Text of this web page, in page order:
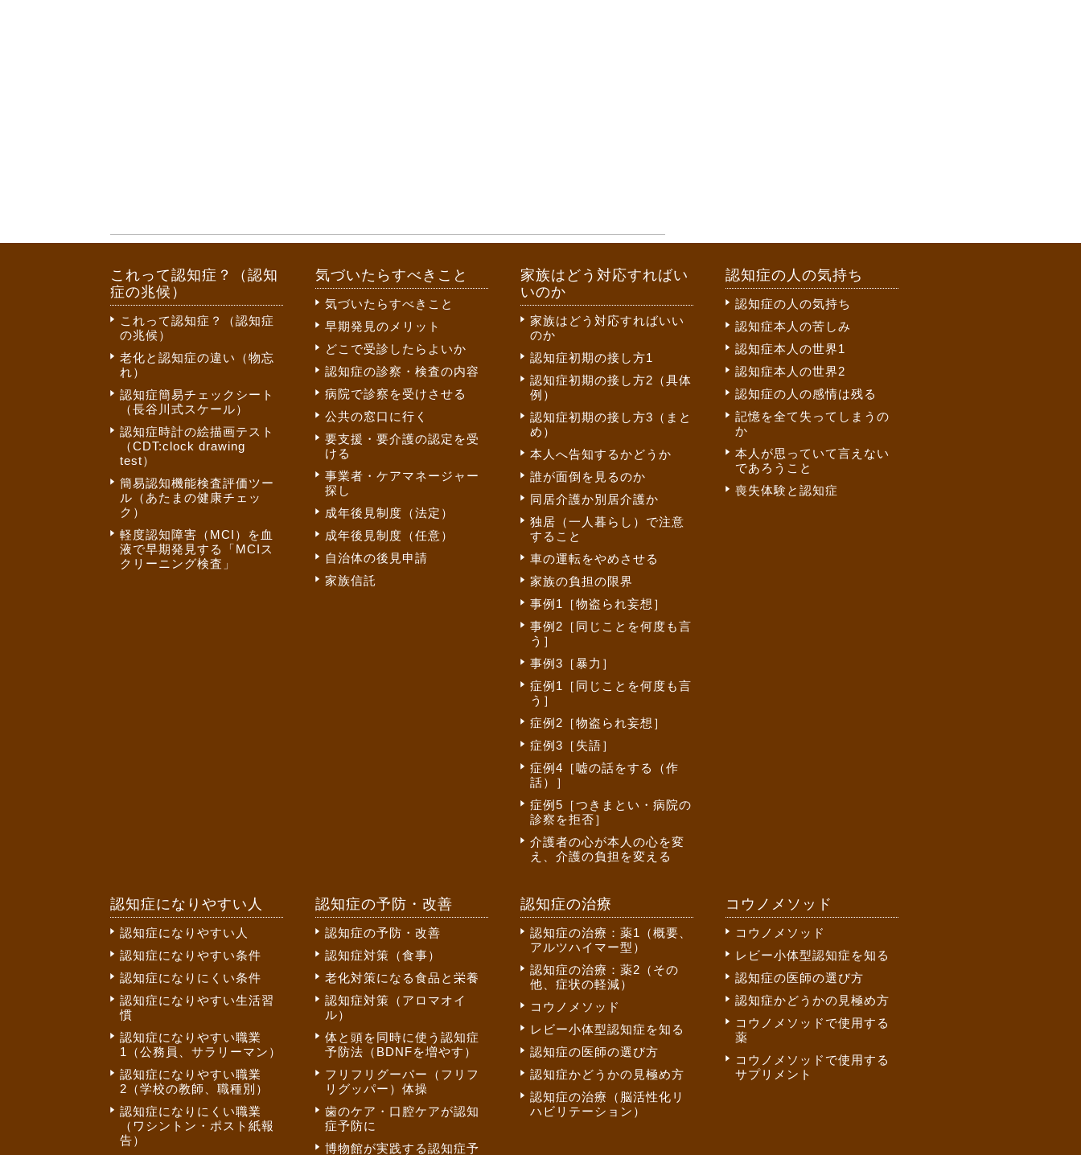
これって認知症？（認知
症の兆候）
これって認知症？（認知症
の兆候）
老化と認知症の違い（物忘
れ）
認知症簡易チェックシート
（長谷川式スケール）
認知症時計の絵描画テスト
（CDT:clock drawing
test）
簡易認知機能検査評価ツー
ル（あたまの健康チェッ
ク）
軽度認知障害（MCI）を血
液で早期発見する「MCIス
クリーニング検査」
気づいたらすべきこと
気づいたらすべきこと
早期発見のメリット
どこで受診したらよいか
認知症の診察・検査の内容
病院で診察を受けさせる
公共の窓口に行く
要支援・要介護の認定を受
ける
事業者・ケアマネージャー
探し
成年後見制度（法定）
成年後見制度（任意）
自治体の後見申請
家族信託
家族はどう対応すればい
いのか
家族はどう対応すればいい
のか
認知症初期の接し方1
認知症初期の接し方2（具体
例）
認知症初期の接し方3（まと
め）
本人へ告知するかどうか
誰が面倒を見るのか
同居介護か別居介護か
独居（一人暮らし）で注意
すること
車の運転をやめさせる
家族の負担の限界
事例1［物盗られ妄想］
事例2［同じことを何度も言
う］
事例3［暴力］
症例1［同じことを何度も言
う］
症例2［物盗られ妄想］
症例3［失語］
症例4［嘘の話をする（作
話）］
症例5［つきまとい・病院の
診察を拒否］
介護者の心が本人の心を変
え、介護の負担を変える
認知症の人の気持ち
認知症の人の気持ち
認知症本人の苦しみ
認知症本人の世界1
認知症本人の世界2
認知症の人の感情は残る
記憶を全て失ってしまうの
か
本人が思っていて言えない
であろうこと
喪失体験と認知症
認知症になりやすい人
認知症になりやすい人
認知症になりやすい条件
認知症になりにくい条件
認知症になりやすい生活習
慣
認知症になりやすい職業
1（公務員、サラリーマン）
認知症になりやすい職業
2（学校の教師、職種別）
認知症になりにくい職業
（ワシントン・ポスト紙報
告）
認知症の予防・改善
認知症の予防・改善
認知症対策（食事）
老化対策になる食品と栄養
認知症対策（アロマオイ
ル）
体と頭を同時に使う認知症
予防法（BDNFを増やす）
フリフリグーパー（フリフ
リグッパー）体操
歯のケア・口腔ケアが認知
症予防に
博物館が実践する認知症予
認知症の治療
認知症の治療：薬1（概要、
アルツハイマー型）
認知症の治療：薬2（その
他、症状の軽減）
コウノメソッド
レビー小体型認知症を知る
認知症の医師の選び方
認知症かどうかの見極め方
認知症の治療（脳活性化リ
ハビリテーション）
コウノメソッド
コウノメソッド
レビー小体型認知症を知る
認知症の医師の選び方
認知症かどうかの見極め方
コウノメソッドで使用する
薬
コウノメソッドで使用する
サプリメント